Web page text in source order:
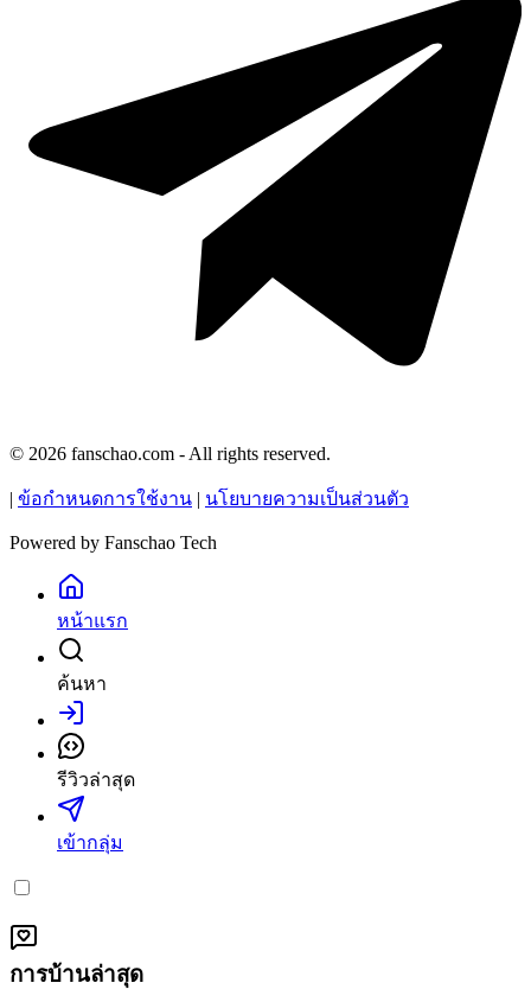
© 2026 fanschao.com - All rights reserved.
| ข้อกำหนดการใช้งาน | นโยบายความเป็นส่วนตัว
Powered by Fanschao Tech
หน้าแรก
ค้นหา
เข้าสู่ระบบ
รีวิวล่าสุด
เข้ากลุ่ม
การบ้านล่าสุด